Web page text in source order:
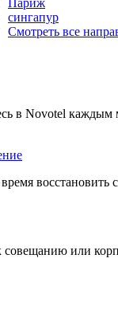
Париж
сингапур
Смотреть все
в Novotel каждым
восстановить
совещанию или